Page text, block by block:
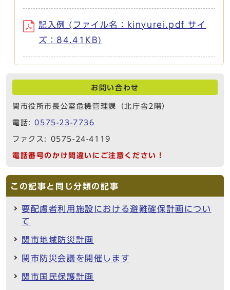
記入例 (ファイル名：kinyurei.pdf サイ
ズ：84.41KB)
お問い合わせ
関市役所市長公室危機管理課（北庁舎2階）
電話:0575-23-7736
ファクス: 0575-24-4119
電話番号のかけ間違いにご注意ください！
この記事と同じ分類の記事
要配慮者利用施設における避難確保計画につい
て
関市地域防災計画
関市防災会議を開催します
関市国民保護計画